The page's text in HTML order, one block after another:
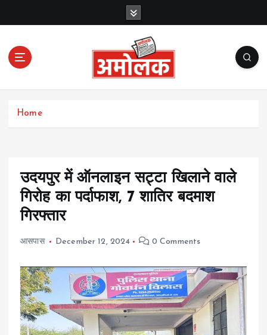
c
Amolak News
Home
उदयपुर में ऑनलाइन सट्टा खिलाने वाले
गिरोह का पर्दाफाश, 7 शातिर बदमाश
गिरफ्तार
आसपास December 12, 2024 0 Comments